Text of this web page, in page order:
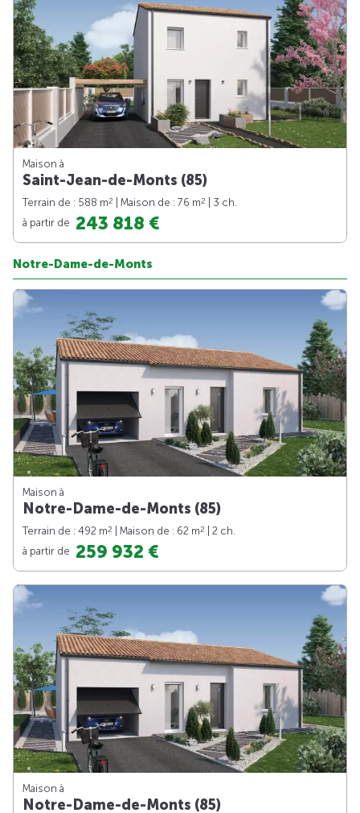
Maison à
Saint-Jean-de-Monts (85)
Terrain de : 588 m2 | Maison de : 76 m2
| 3 ch.
à partir de 243 818 €
Notre-Dame-de-Monts
Maison à
Notre-Dame-de-Monts (85)
Terrain de : 492 m2 | Maison de : 62 m2
| 2 ch.
à partir de 259 932 €
Maison à
Notre-Dame-de-Monts (85)